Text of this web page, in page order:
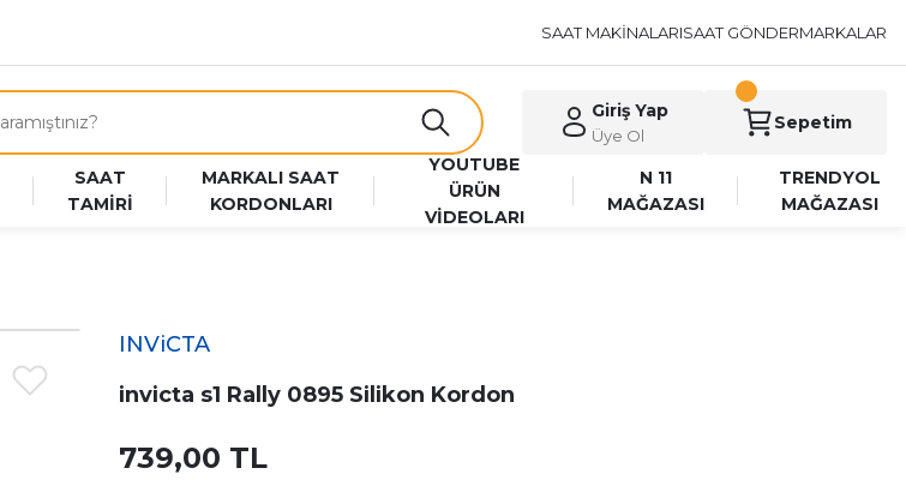
SAAT MAKİNALARISAAT GÖNDERMARKALAR
Giriş Yap
Üye Ol
Sepetim
SAAT
TAMİRİ
MARKALI SAAT
KORDONLARI
YOUTUBE
ÜRÜN
VİDEOLARI
N 11
MAĞAZASI
TRENDYOL
MAĞAZASI
INViCTA
invicta s1 Rally 0895 Silikon Kordon
739,00 TL